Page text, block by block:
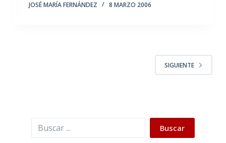
JOSÉ MARÍA FERNÁNDEZ 8 MARZO 2006
SIGUIENTE
Buscar Buscar